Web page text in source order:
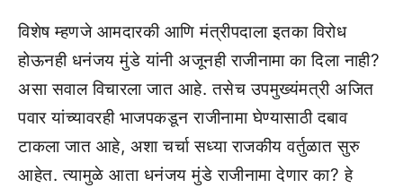
विशेष म्हणजे आमदारकी आणि मंत्रीपदाला इतका विरोध
होऊनही धनंजय मुंडे यांनी अजूनही राजीनामा का दिला नाही?
असा सवाल विचारला जात आहे. तसेच उपमुख्यंमत्री अजित
पवार यांच्यावरही भाजपकडून राजीनामा घेण्यासाठी दबाव
टाकला जात आहे, अशा चर्चा सध्या राजकीय वर्तुळात सुरु
आहेत. त्यामुळे आता धनंजय मुंडे राजीनामा देणार का? हे